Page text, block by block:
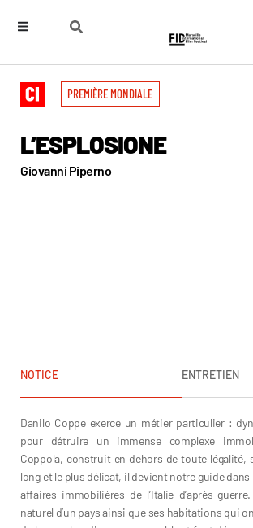
PREMIÈRE MONDIALE
L’ESPLOSIONE
Giovanni Piperno
NOTICE ENTRETIEN
Danilo Coppe exerce un métier particulier :
pour détruire un immense complexe
Coppola, construit en dehors de toute légalité,
long et le plus délicat, il devient notre guide dans
affaires immobilières de l’Italie d’après-guerre.
naturel d’un pays ainsi que ses habitations qui